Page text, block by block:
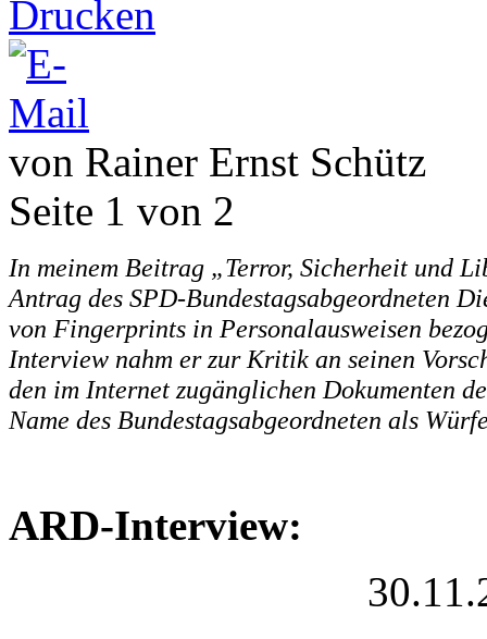
von Rainer Ernst Schütz
Seite 1 von 2
In meinem Beitrag „Terror, Sicherheit und
Antrag des SPD-Bundestagsabgeordneten
von Fingerprints in Personalausweisen
Interview nahm er zur Kritik an seinen
den im Internet zugänglichen Dokumenten
Name des Bundestagsabgeordneten als
ARD-Interview: